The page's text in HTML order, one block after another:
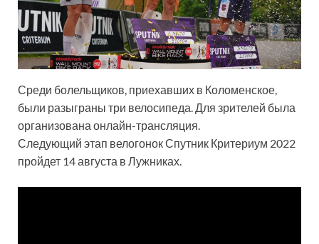
Среди болельщиков, приехавших в Коломенское,
были разыграны три велосипеда. Для зрителей была
организована онлайн-трансляция.
Следующий этап велогонок Спутник Критериум 2022
пройдет 14 августа в Лужниках.